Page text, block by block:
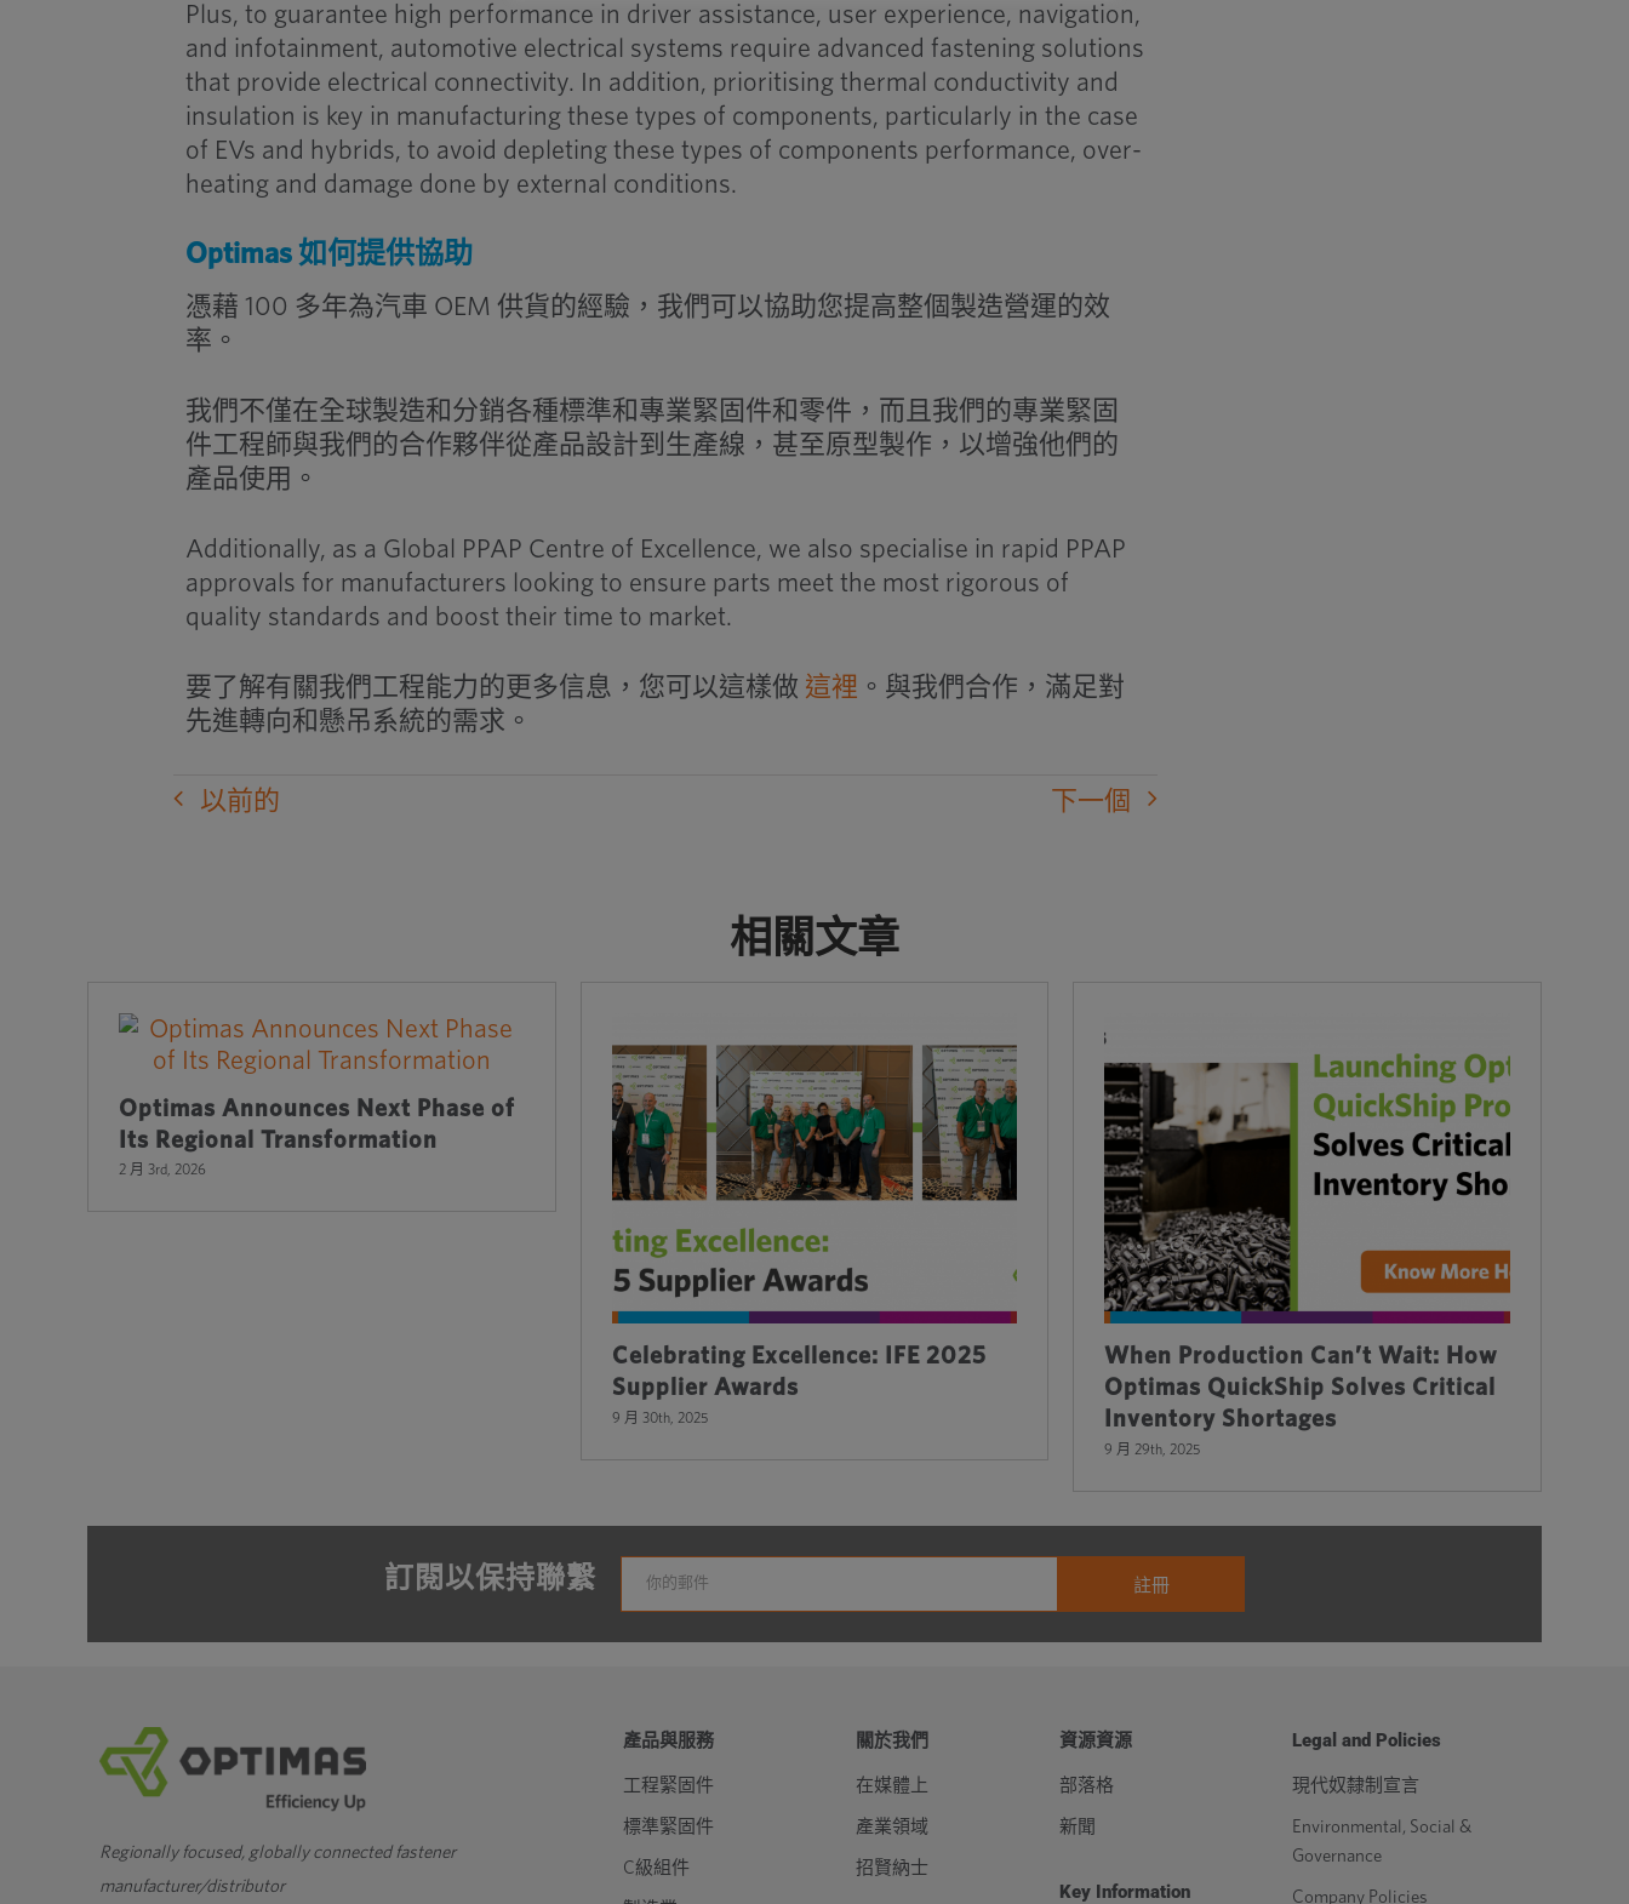
Plus, to guarantee high performance in driver assistance, user experience, navigation,
and infotainment, automotive electrical systems require advanced fastening solutions
that provide electrical connectivity. In addition, prioritising thermal conductivity and
insulation is key in manufacturing these types of components, particularly in the case
of EVs and hybrids, to avoid depleting these types of components performance, over-
heating and damage done by external conditions.
Optimas 如何提供協助
憑藉 100 多年為汽車 OEM 供貨的經驗，我們可以協助您提高整個製造營運的效
率。
我們不僅在全球製造和分銷各種標準和專業緊固件和零件，而且我們的專業緊固
件工程師與我們的合作夥伴從產品設計到生產線，甚至原型製作，以增強他們的
產品使用。
Additionally, as a Global PPAP Centre of Excellence, we also specialise in rapid PPAP
approvals for manufacturers looking to ensure parts meet the most rigorous of
quality standards and boost their time to market.
要了解有關我們工程能力的更多信息，您可以這樣做 這裡 。與我們合作，滿足對
先進轉向和懸吊系統的需求。
以前的 下一個
相關文章
Optimas Announces Next Phase of
Its Regional Transformation
2 月 3rd, 2026
Celebrating Excellence: IFE 2025
Supplier Awards
9 月 30th, 2025
When Production Can’t Wait: How
Optimas QuickShip Solves Critical
Inventory Shortages
9 月 29th, 2025
訂閱以保持聯繫
Regionally focused, globally connected fastener
manufacturer/distributor
產品與服務
工程緊固件
標準緊固件
C級組件
關於我們
在媒體上
產業領域
招賢納士
資源資源
部落格
新聞
Key Information
Legal and Policies
現代奴隸制宣言
Environmental, Social &
Governance
Company Policies